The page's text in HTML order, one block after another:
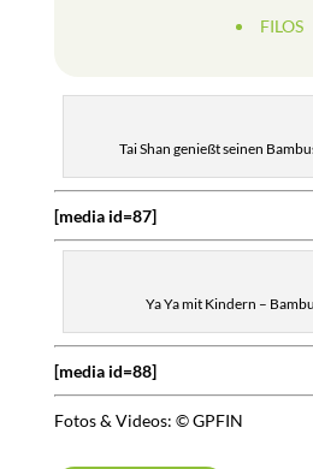
FILOS
Tai Shan genießt seinen
[media id=87]
Ya Ya mit Kindern –
[media id=88]
Fotos & Videos: © GPFIN